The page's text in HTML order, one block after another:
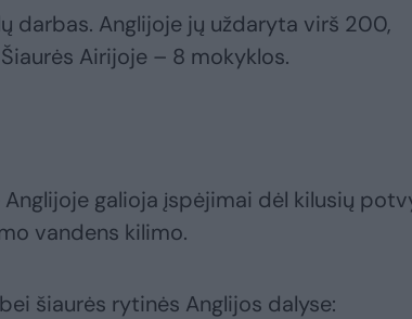
darbas. Anglijoje jų uždaryta virš 200,
Airijoje – 8 mokyklos.
galioja įspėjimai dėl kilusių
vandens kilimo.
šiaurės rytinės Anglijos dalyse: